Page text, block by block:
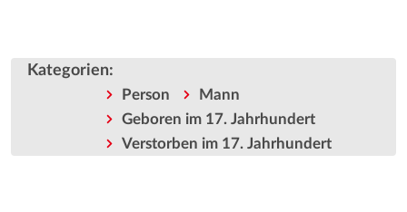
Kategorien:
Person
Mann
Geboren im 17. Jahrhundert
Verstorben im 17. Jahrhundert